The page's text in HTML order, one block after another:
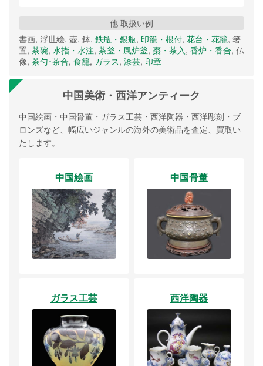
他 取扱い例
書画, 浮世絵, 壺, 鉢, 鉄瓶・銀瓶, 印籠・根付, 花台・花籠, 箸
置, 茶碗, 水指・水注, 茶釜・風炉釜, 棗・茶入, 香炉・香合, 仏
像, 茶勺･茶合, 食籠, ガラス, 漆芸, 印章
中国美術・西洋アンティーク
中国絵画・中国骨董・ガラス工芸・西洋陶器・西洋彫刻・ブ
ロンズなど、幅広いジャンルの海外の美術品を査定、買取い
たします。
中国絵画 中国骨董
ガラス工芸 西洋陶器